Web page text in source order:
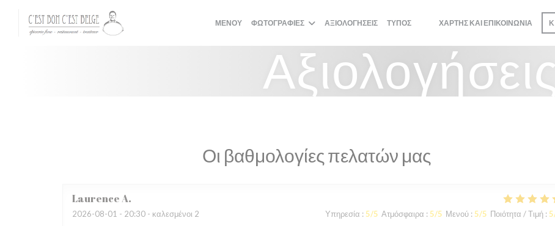
Πίνακας διαχείρισης "Μπισκότων" (Cookies)
ΜΕΝΟΎ ΦΩΤΟΓΡΑΦΊΕΣ ΑΞΙΟΛΟΓΉΣΕΙΣ ΤΎΠΟΣ
((ΑΝΟΊΓΕΙ ΣΕ ΝΈΟ ΠΑΡΆΘΥΡΟ))
((ΑΝΟΊΓΕΙ ΣΕ ΝΈΟ ΠΑΡΆΘΥΡΟ))
ΧΆΡΤΗΣ ΚΑΙ ΕΠΙΚΟΙΝΩΝΊΑ
Αξιολογήσεις
Οι βαθμολογίες πελατών μας
LaurenceA
2026-08-01 - 20:30 - καλεσμένοι 2 Υπηρεσία : 5/5 Ατμόσφαιρα : 5/5 Μενού: 5/5 Ποιότητα / Τιμή: 5